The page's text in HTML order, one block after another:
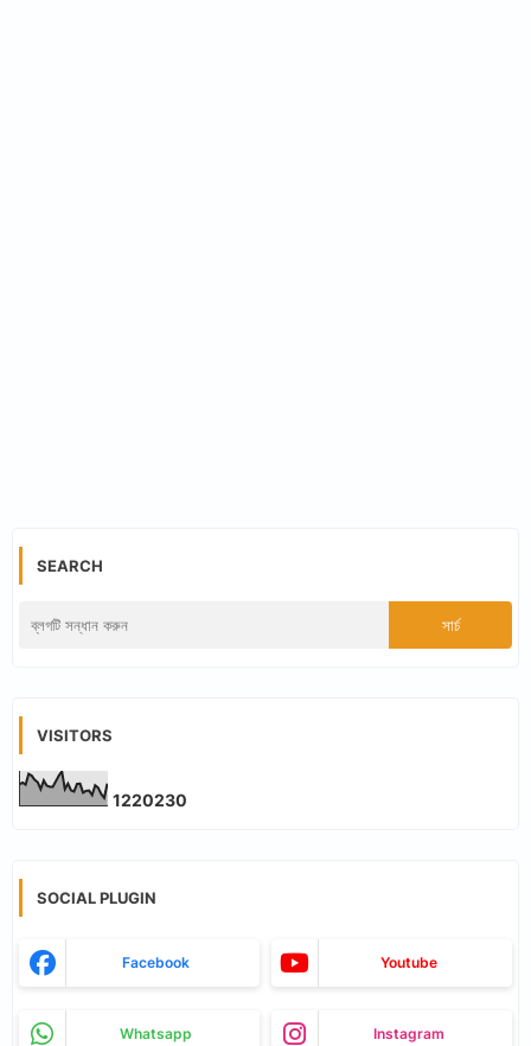
SEARCH
VISITORS
1220230
SOCIAL PLUGIN
Facebook Youtube
Whatsapp Instagram